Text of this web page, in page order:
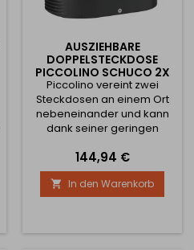
AUSZIEHBARE
DOPPELSTECKDOSE
PICCOLINO SCHUCO 2X
230V / SCHWARZ
Piccolino vereint zwei
Steckdosen an einem Ort
nebeneinander und kann
dank seiner geringen
mm auch in eine
Schublade eingebaut
werden. Der Piccolino
gleitet durch Drücken
Weise senkt der wieder. Die
Preis
144,94 €
 In den Warenkorb